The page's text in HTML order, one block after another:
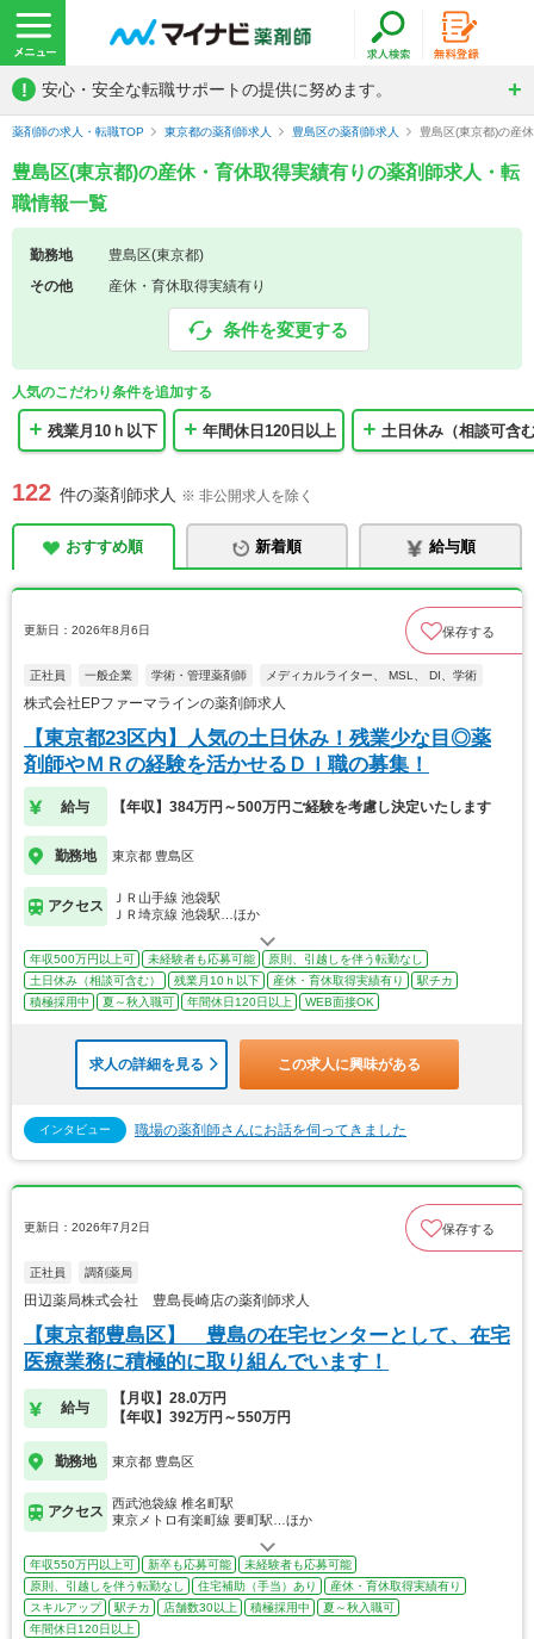
! 安心・安全な転職サポートの提供に努めます。
薬剤師の求人・転職TOP 東京都の薬剤師求人 豊島区の薬剤師求人 豊島区(東京都)の産
豊島区(東京都)の産休・育休取得実績有りの薬剤師求人・転
職情報一覧
勤務地
豊島区(東京都)
その他
産休・育休取得実績有り
条件を変更する
人気のこだわり条件を追加する
残業月10ｈ以下 年間休日120日以上 土日休み（相談可含
122 件の薬剤師求人 ※ 非公開求人を除く
おすすめ順 新着順 給与順
更新日：2026年8月6日 保存する
正社員 一般企業 学術・管理薬剤師 メディカルライター、 MSL、 DI、学術
株式会社EPファーマラインの薬剤師求人
【東京都23区内】人気の土日休み！残業少な目◎薬
剤師やＭＲの経験を活かせるＤＩ職の募集！
給与 【年収】384万円～500万円ご経験を考慮し決定いたします
勤務地 東京都 豊島区
アクセス
ＪＲ山手線 池袋駅
ＪＲ埼京線 池袋駅…ほか
年収500万円以上可 未経験者も応募可能
原則、引越しを伴う転勤なし
土日休み（相談可含む）
残業月10ｈ以下 産休・育休取得実績有り
駅チカ
積極採用中
夏～秋入職可 年間休日120日以上 WEB面接OK
求人の詳細を見る この求人に興味がある
インタビュー 職場の薬剤師さんにお話を伺ってきました
更新日：2026年7月2日 保存する
正社員 調剤薬局
田辺薬局株式会社 豊島長崎店の薬剤師求人
【東京都豊島区】 豊島の在宅センターとして、在宅
医療業務に積極的に取り組んでいます！
給与
【月収】28.0万円
【年収】392万円～550万円
勤務地 東京都 豊島区
アクセス
西武池袋線 椎名町駅
東京メトロ有楽町線 要町駅…ほか
年収550万円以上可 新卒も応募可能
未経験者も応募可能
原則、引越しを伴う転勤なし
住宅補助（手当）あり
産休・育休取得実績有り
スキルアップ
駅チカ 店舗数30以上 積極採用中
夏～秋入職可
年間休日120日以上